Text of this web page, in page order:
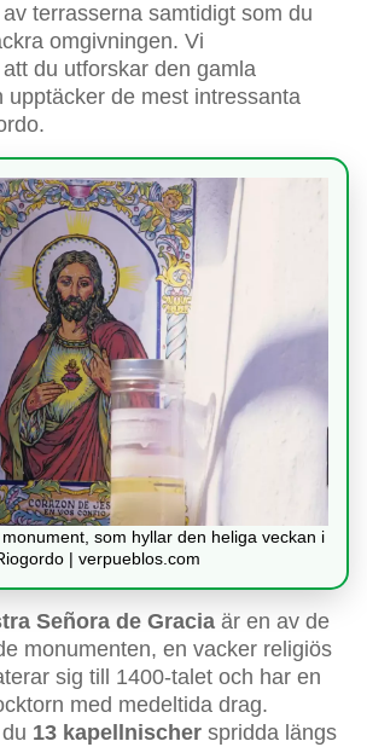
terrasserna samtidigt som du
omgivningen. Vi
du utforskar den gamla
upptäcker de mest intressanta
som hyllar den heliga veckan i
| verpueblos.com
Señora de Gracia är en av de
monumenten, en vacker religiös
sig till 1400-talet och har en
med medeltida drag.
13 kapellnischer spridda längs